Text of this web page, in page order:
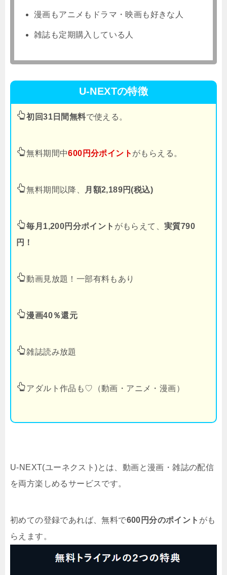
漫画もアニメもドラマ・映画も好きな人
雑誌も定期購入している人
U-NEXTの特徴
初回31日間無料で使える。
無料期間中600円分ポイント がもらえる。
無料期間以降、 月額2,189円(税込)
毎月1,200円分ポイント がもらえて、実質790
円！
動画見放題！一部有料もあり
漫画40％還元
雑誌読み放題
アダルト作品も♡（動画・アニメ・漫画）
U-NEXT(ユーネクスト)とは、動画と漫画・雑誌の配信
を両方楽しめるサービスです。
初めての登録であれば、無料で600円分のポイント がも
らえます。